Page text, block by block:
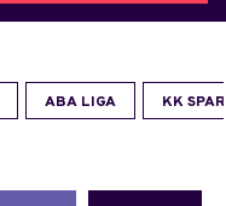
ABA LIGA KK